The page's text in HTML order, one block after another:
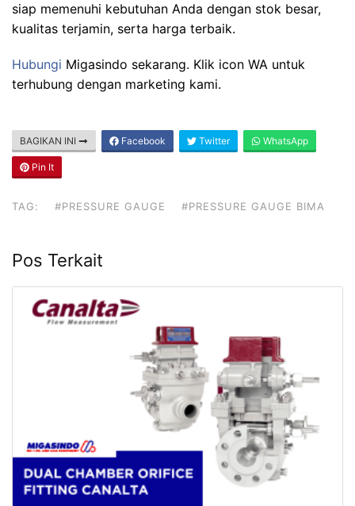
siap memenuhi kebutuhan Anda dengan stok besar,
kualitas terjamin, serta harga terbaik.
Hubungi Migasindo sekarang. Klik icon WA untuk
terhubung dengan marketing kami.
BAGIKAN INI Facebook Twitter WhatsApp
Pin It
TAG: #PRESSURE GAUGE #PRESSURE GAUGE BIMA
Pos Terkait